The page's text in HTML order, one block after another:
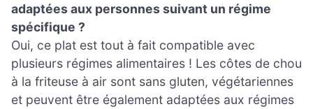
adaptées aux personnes suivant un régime
spécifique ?
Oui, ce plat est tout à fait compatible avec
plusieurs régimes alimentaires ! Les côtes de chou
à la friteuse à air sont sans gluten, végétariennes
et peuvent être également adaptées aux régimes